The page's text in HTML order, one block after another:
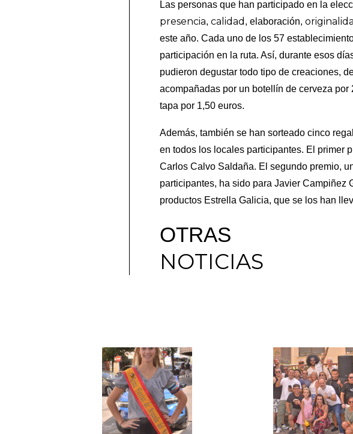
Las personas que han participado en la
presencia,calidad , elaboración,
este año. Cada uno de los 57
participación en la ruta. Así, durante esos
pudieron degustar todo tipo de creaciones,
acompañadas por un botellín de cerveza
tapa por 1,50 euros.
Además, también se han sorteado cinco
en todos los locales participantes. El primer
Carlos Calvo Saldaña. El segundo premio,
participantes, ha sido para Javier Campiñez
productos Estrella Galicia, que se los han
OTRAS
NOTICIAS